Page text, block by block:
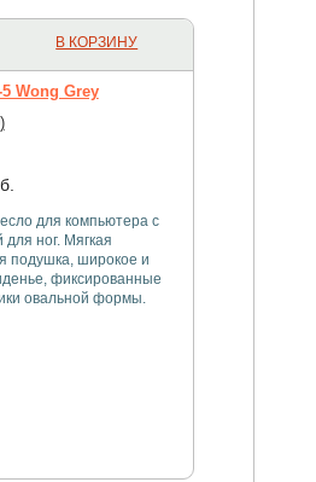
В КОРЗИНУ
5 Wong Grey
для компьютера с
для ног. Мягкая
подушка, широкое и
фиксированные
овальной формы.